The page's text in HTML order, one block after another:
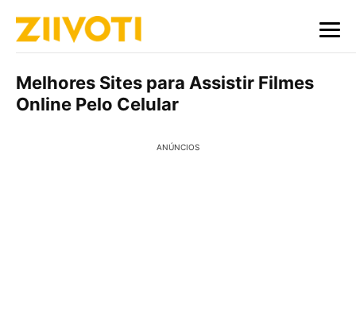
Melhores Sites para Assistir Filmes
Online Pelo Celular
ANÚNCIOS